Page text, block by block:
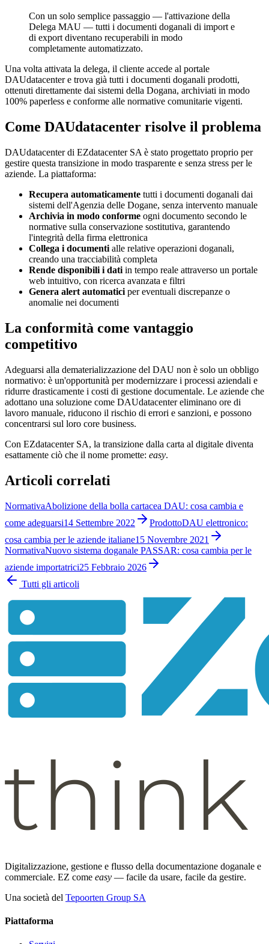
Con un solo semplice passaggio — l'attivazione della
Delega MAU — tutti i documenti doganali di import e
di export diventano recuperabili in modo
completamente automatizzato.
Una volta attivata la delega, il cliente accede al portale
DAUdatacenter e trova già tutti i documenti doganali prodotti,
ottenuti direttamente dai sistemi della Dogana, archiviati in modo
100% paperless e conforme alle normative comunitarie vigenti.
Come DAUdatacenter risolve il problema
DAUdatacenter di EZdatacenter SA è stato progettato proprio per
gestire questa transizione in modo trasparente e senza stress per le
aziende. La piattaforma:
Recupera automaticamente tutti i documenti doganali dai
sistemi dell'Agenzia delle Dogane, senza intervento manuale
Archivia in modo conforme ogni documento secondo le
normative sulla conservazione sostitutiva, garantendo
l'integrità della firma elettronica
Collega i documenti alle relative operazioni doganali,
creando una tracciabilità completa
Rende disponibili i dati in tempo reale attraverso un portale
web intuitivo, con ricerca avanzata e filtri
Genera alert automatici per eventuali discrepanze o
anomalie nei documenti
La conformità come vantaggio
competitivo
Adeguarsi alla dematerializzazione del DAU non è solo un obbligo
normativo: è un'opportunità per modernizzare i processi aziendali e
ridurre drasticamente i costi di gestione documentale. Le aziende che
adottano una soluzione come DAUdatacenter eliminano ore di
lavoro manuale, riducono il rischio di errori e sanzioni, e possono
concentrarsi sul loro core business.
Con EZdatacenter SA, la transizione dalla carta al digitale diventa
esattamente ciò che il nome promette: easy.
Articoli correlati
NormativaAbolizione della bolla cartacea DAU: cosa cambia e
come adeguarsi14 Settembre 2022 ProdottoDAU elettronico:
cosa cambia per le aziende italiane15 Novembre 2021
NormativaNuovo sistema doganale PASSAR: cosa cambia per le
aziende importatrici25 Febbraio 2026
Tutti gli articoli
Digitalizzazione, gestione e flusso della documentazione doganale e
commerciale. EZ come easy — facile da usare, facile da gestire.
Una società del Tepoorten Group SA
Piattaforma